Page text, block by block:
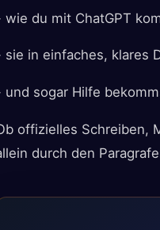
wie du mit ChatGPT
sie in einfaches, klares
und sogar Hilfe
offizielles Schreiben,
durch den